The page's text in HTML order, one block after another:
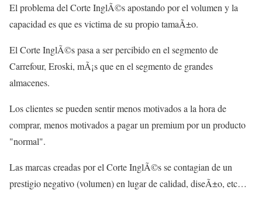
El problema del Corte InglÃ©s apostando por el volumen y la
capacidad es que es victima de su propio tamaÃ±o.
El Corte InglÃ©s pasa a ser percibido en el segmento de
Carrefour, Eroski, mÃ¡s que en el segmento de grandes
almacenes.
Los clientes se pueden sentir menos motivados a la hora de
comprar, menos motivados a pagar un premium por un producto
"normal".
Las marcas creadas por el Corte InglÃ©s se contagian de un
prestigio negativo (volumen) en lugar de calidad, diseÃ±o, etc…